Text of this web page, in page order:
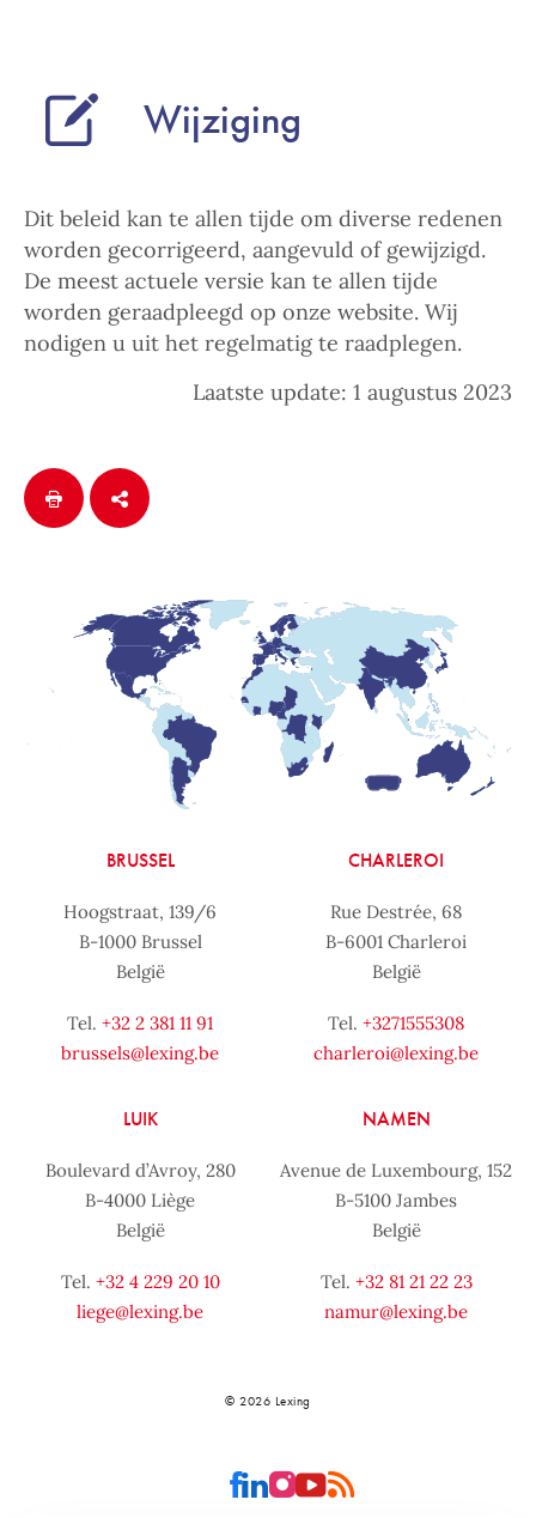
Wijziging
Dit beleid kan te allen tijde om diverse redenen
worden gecorrigeerd, aangevuld of gewijzigd.
De meest actuele versie kan te allen tijde
worden geraadpleegd op onze website. Wij
nodigen u uit het regelmatig te raadplegen.
Laatste update: 1 augustus 2023
BRUSSEL
Hoogstraat, 139/6
B-1000 Brussel
België
Tel. +32 2 381 11 91
brussels@lexing.be
CHARLEROI
Rue Destrée, 68
B-6001 Charleroi
België
Tel. +3271555308
charleroi@lexing.be
LUIK
Boulevard d’Avroy, 280
B-4000 Liège
België
Tel. +32 4 229 20 10
liege@lexing.be
NAMEN
Avenue de Luxembourg, 152
B-5100 Jambes
België
Tel. +32 81 21 22 23
namur@lexing.be
© 2026 Lexing